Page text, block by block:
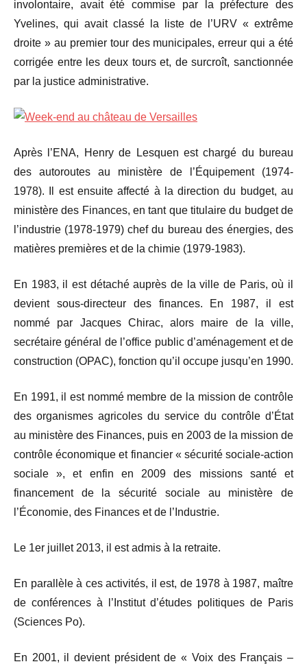
involontaire, avait été commise par la préfecture des
Yvelines, qui avait classé la liste de l’URV « extrême
droite » au premier tour des municipales, erreur qui a été
corrigée entre les deux tours et, de surcroît, sanctionnée
par la justice administrative.
Après l’ENA, Henry de Lesquen est chargé du bureau
des autoroutes au ministère de l’Équipement (1974-
1978). Il est ensuite affecté à la direction du budget, au
ministère des Finances, en tant que titulaire du budget de
l’industrie (1978-1979) chef du bureau des énergies, des
matières premières et de la chimie (1979-1983).
En 1983, il est détaché auprès de la ville de Paris, où il
devient sous-directeur des finances. En 1987, il est
nommé par Jacques Chirac, alors maire de la ville,
secrétaire général de l’office public d’aménagement et de
construction (OPAC), fonction qu’il occupe jusqu’en 1990.
En 1991, il est nommé membre de la mission de contrôle
des organismes agricoles du service du contrôle d’État
au ministère des Finances, puis en 2003 de la mission de
contrôle économique et financier « sécurité sociale-action
sociale », et enfin en 2009 des missions santé et
financement de la sécurité sociale au ministère de
l’Économie, des Finances et de l’Industrie.
Le 1er juillet 2013, il est admis à la retraite.
En parallèle à ces activités, il est, de 1978 à 1987, maître
de conférences à l’Institut d’études politiques de Paris
(Sciences Po).
En 2001, il devient président de « Voix des Français –